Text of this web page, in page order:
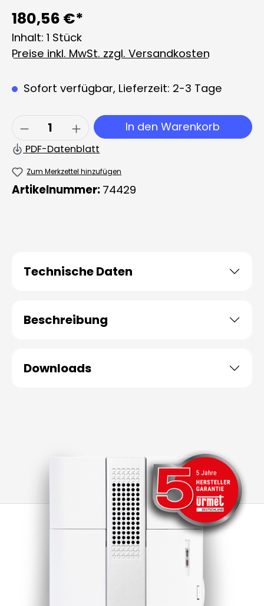
180,56 €*
Inhalt: 1 Stück
Preise inkl. MwSt. zzgl. Versandkosten
Sofort verfügbar, Lieferzeit: 2-3 Tage
Produkt Anzahl: Gib den
In den Warenkorb
PDF-Datenblatt
Zum Merkzettel hinzufügen
Artikelnummer: 74429
Technische Daten
Beschreibung
Downloads